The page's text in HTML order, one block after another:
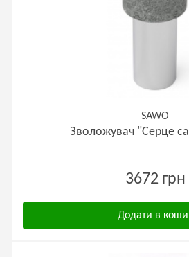
SAWO
Зволожувач "Серце
3672 грн
Додати в